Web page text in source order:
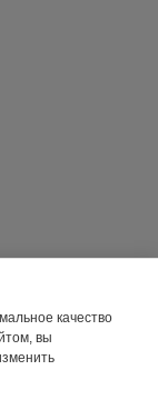
качество
вы